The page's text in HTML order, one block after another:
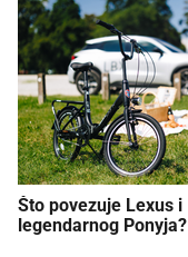
Što povezuje Lexus i
legendarnog Ponyja?